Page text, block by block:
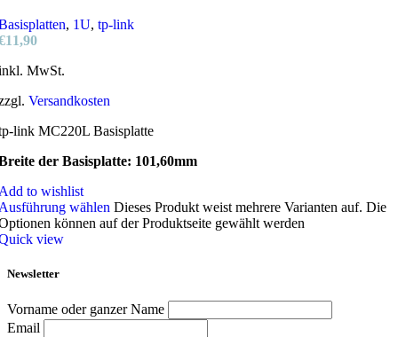
, 1U, tp-link
11,90
MwSt.
Versandkosten
link MC220L Basisplatte
der Basisplatte: 101,60mm
to wishlist
wählen Dieses Produkt weist mehrere Varianten auf. Die
können auf der Produktseite gewählt werden
view
Newsletter
Vorname oder ganzer Name
Email